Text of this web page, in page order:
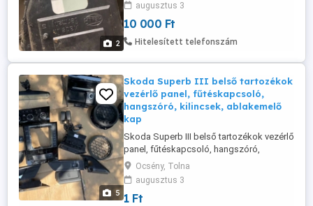
2
augusztus 3
10 000 Ft
Hitelesített telefonszám
5
Skoda Superb III belső tartozékok
vezérlő panel, fűtéskapcsoló,
hangszóró, kilincsek, ablakemelő
kap
Skoda Superb III belső tartozékok vezérlő
panel, fűtéskapcsoló, hangszóró,
kilincsek, ablakemelő kapcsolók,
légterelők, biztonsági öv kapcsoló,
díszlécek stb minden ami a képen
szerepel
Ocsény, Tolna
augusztus 3
1 Ft